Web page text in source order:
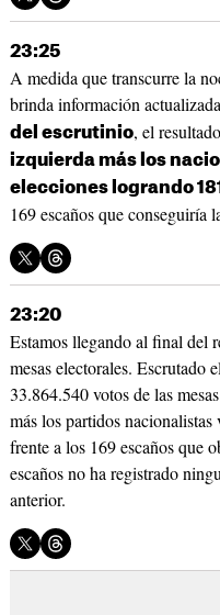
23:25
A medida que transcurre la
brinda información
del escrutinio, el
izquierda más los
elecciones logrando
169 escaños que conseguiría
23:20
Estamos llegando al final del
mesas electorales. Escrutado
33.864.540 votos de las
más los partidos nacionalistas
frente a los 169 escaños que
escaños no ha registrado
anterior.